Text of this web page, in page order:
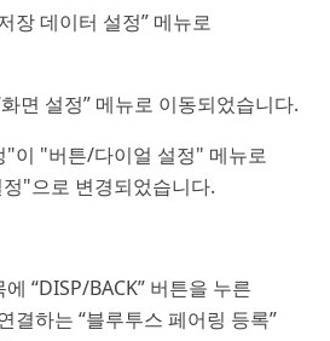
장 데이터 설정” 메뉴로
면 설정” 메뉴로 이동되었습니다.
"이 "버튼/다이얼 설정" 메뉴로
"으로 변경되었습니다.
“DISP/BACK” 버튼을 누른
결하는 “블루투스 페어링 등록”